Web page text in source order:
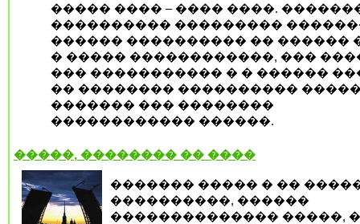
����� ���� – ���� ����.
���������� ���������
������ ���������� �� ������
� ����� ������������, ���
��� ����������� � � ������
�� �������� ����������
������� ��� ��������
������������ ������.
�����, �������� �� ����
������� ����� � ��
����������, ������
�������������� �����,